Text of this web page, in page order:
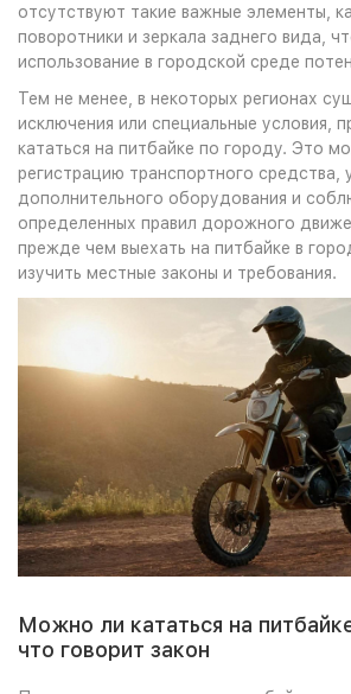
отсутствуют такие важные элементы,
поворотники и зеркала заднего вида,
использование в городской среде
Тем не менее, в некоторых регионах
исключения или специальные условия,
кататься на питбайке по городу. Это
регистрацию транспортного средства,
дополнительного оборудования и
определенных правил дорожного
прежде чем выехать на питбайке в
изучить местные законы и требования.
Можно ли кататься на
что говорит закон